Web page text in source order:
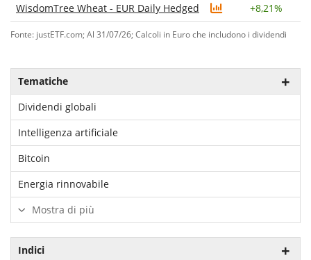
WisdomTree Wheat - EUR Daily Hedged
+8,21%
Fonte: justETF.com; Al 31/07/26; Calcoli in Euro che includono i dividendi
Tematiche
Dividendi globali
Intelligenza artificiale
Bitcoin
Energia rinnovabile
Mostra di più
Indici